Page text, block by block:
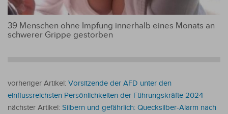
39 Menschen ohne Impfung innerhalb eines Monats an
schwerer Grippe gestorben
vorheriger Artikel: Vorsitzende der AFD unter den
einflussreichsten Persönlichkeiten der Führungskräfte 2024
nächster Artikel: Silbern und gefährlich: Quecksilber-Alarm nach